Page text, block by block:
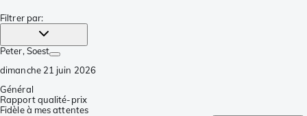
Filtrer par:
Peter, Soest
dimanche 21 juin 2026
Général
Rapport qualité-prix
Fidèle à mes attentes